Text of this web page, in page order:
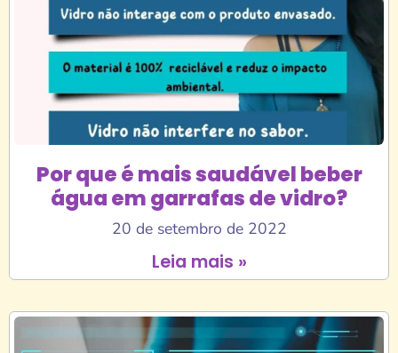
Por que é mais saudável beber
água em garrafas de vidro?
20 de setembro de 2022
Leia mais »